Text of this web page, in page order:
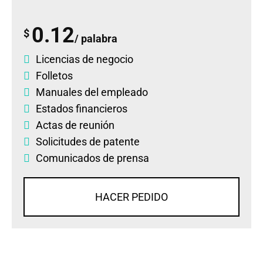
$ 0.12/ palabra
Licencias de negocio
Folletos
Manuales del empleado
Estados financieros
Actas de reunión
Solicitudes de patente
Comunicados de prensa
HACER PEDIDO